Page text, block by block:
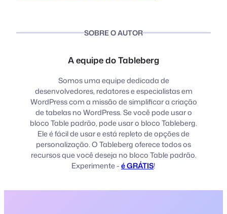
SOBRE O AUTOR
A equipe do Tableberg
Somos uma equipe dedicada de
desenvolvedores, redatores e especialistas em
WordPress com a missão de simplificar a criação
de tabelas no WordPress. Se você pode usar o
bloco Table padrão, pode usar o bloco Tableberg.
Ele é fácil de usar e está repleto de opções de
personalização. O Tableberg oferece todos os
recursos que você deseja no bloco Table padrão.
Experimente -é GRÁTIS!